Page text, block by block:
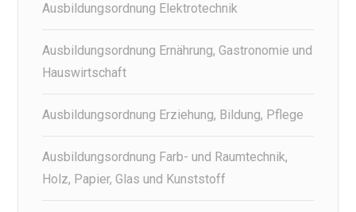
Ausbildungsordnung Elektrotechnik
Ausbildungsordnung Ernährung, Gastronomie und
Hauswirtschaft
Ausbildungsordnung Erziehung, Bildung, Pflege
Ausbildungsordnung Farb- und Raumtechnik,
Holz, Papier, Glas und Kunststoff